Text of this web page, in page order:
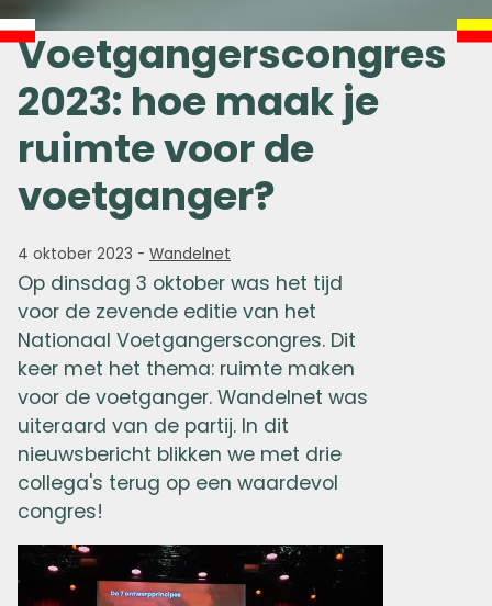
Voetgangerscongres
2023: hoe maak je
ruimte voor de
voetganger?
4 oktober 2023 - Wandelnet
Op dinsdag 3 oktober was het tijd
voor de zevende editie van het
Nationaal Voetgangerscongres. Dit
keer met het thema: ruimte maken
voor de voetganger. Wandelnet was
uiteraard van de partij. In dit
nieuwsbericht blikken we met drie
collega's terug op een waardevol
congres!